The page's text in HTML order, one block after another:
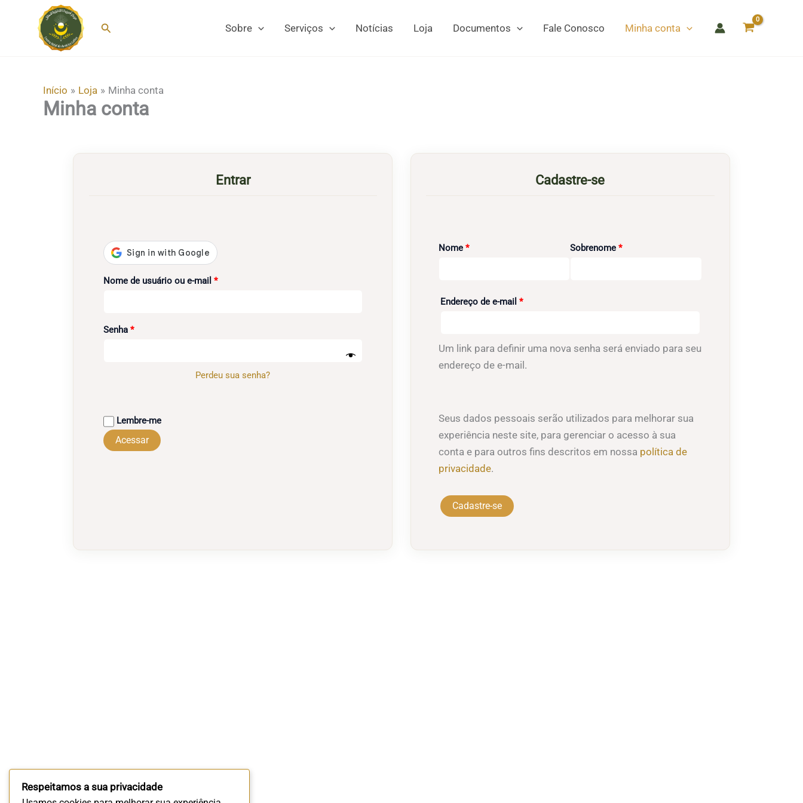
Pesquisar Sobre Serviços Notícias Loja Documentos Fale Conosco Minha conta
Início Loja Minha conta
Minha conta
Entrar
Nome de usuário ou e-mail *Obrigatório
Senha *Obrigatório
Perdeu sua senha?
Lembre-me
Acessar
Cadastre-se
Nome*Obrigatório Sobrenome*Obrigatório
Endereço de e-mail*Obrigatório
Um link para definir uma nova senha será enviado para seu
endereço de e-mail.
Seus dados pessoais serão utilizados para melhorar sua
experiência neste site, para gerenciar o acesso à sua
conta e para outros fins descritos em nossa política de
privacidade.
Cadastre-se
Respeitamos a sua privacidade